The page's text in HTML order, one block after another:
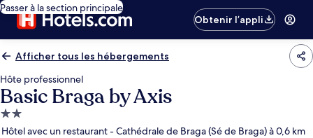
Passer à la section principale
Obtenir l’appli
Afficher tous les hébergements
Hôte professionnel
Basic Braga by Axis
Hébergement
2.0 étoiles
Hôtel avec un restaurant - Cathédrale de Braga (Sé de Braga) à 0,6 km